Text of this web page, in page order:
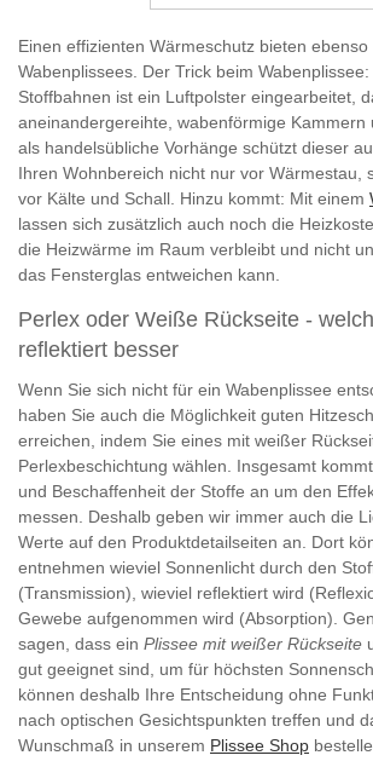
Einen effizienten Wärmeschutz bieten ebenso
Wabenplissees. Der Trick beim
Stoffbahnen ist ein Luftpolster eingearbeitet,
aneinandergereihte, wabenförmige Kammern
als handelsübliche Vorhänge schützt dieser
Ihren Wohnbereich nicht nur vor Wärmestau,
vor Kälte und Schall. Hinzu kommt: Mit einem
lassen sich zusätzlich auch noch die
die Heizwärme im Raum verbleibt und nicht
das Fensterglas entweichen kann.
Perlex oder Weiße Rückseite -
reflektiert besser
Wenn Sie sich nicht für ein Wabenplissee
haben Sie auch die Möglichkeit guten
erreichen, indem Sie eines mit weißer
Perlexbeschichtung wählen. Insgesamt
und Beschaffenheit der Stoffe an um den
messen. Deshalb geben wir immer auch die
Werte auf den Produktdetailseiten an. Dort
entnehmen wieviel Sonnenlicht durch den
(Transmission), wieviel reflektiert wird
Gewebe aufgenommen wird (Absorption).
sagen, dass ein Plissee mit weißer Rückseite
gut geeignet sind, um für höchsten
können deshalb Ihre Entscheidung ohne
nach optischen Gesichtspunkten treffen und
Wunschmaß in unserem Plissee Shop